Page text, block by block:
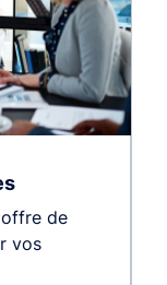
de
vos